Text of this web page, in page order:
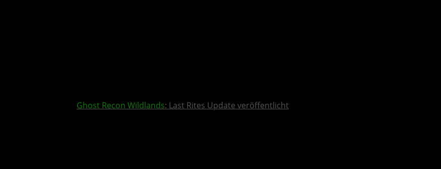
Ghost Recon Wildlands: Last Rites Update veröffentlicht